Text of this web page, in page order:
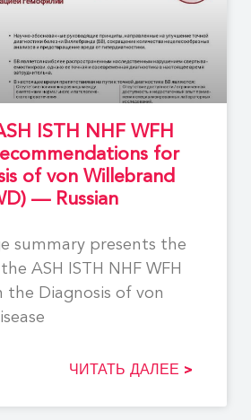
ISTH NHF WFH
for
of von Willebrand
— Russian
summary presents the
ASH ISTH NHF WFH
the Diagnosis of von
ЧИТАТЬ ДАЛЕЕ >